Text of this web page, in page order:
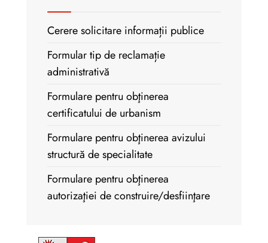
Cerere solicitare informații publice
Formular tip de reclamație
administrativă
Formulare pentru obţinerea
certificatului de urbanism
Formulare pentru obţinerea avizului
structură de specialitate
Formulare pentru obţinerea
autorizaţiei de construire/desfiinţare